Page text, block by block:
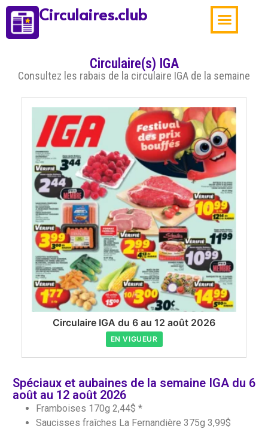
Circulaires.club
Circulaire(s) IGA
Consultez les rabais de la circulaire IGA de la semaine
Circulaire IGA du 6 au 12 août 2026
EN VIGUEUR
Spéciaux et aubaines de la semaine IGA du 6
août au 12 août 2026
Framboises 170g 2,44$ *
Saucisses fraîches La Fernandière 375g 3,99$